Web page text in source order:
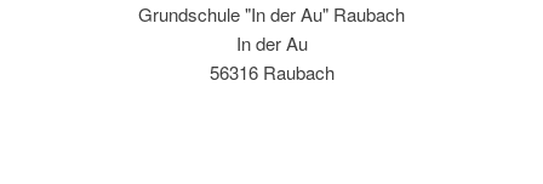
Grundschule "In der Au" Raubach
In der Au
56316 Raubach